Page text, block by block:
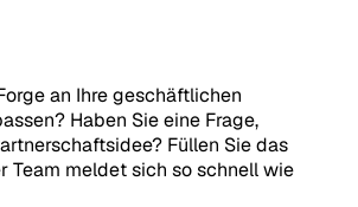
an Ihre geschäftlichen
Haben Sie eine Frage,
Füllen Sie das
Team meldet sich so schnell wie